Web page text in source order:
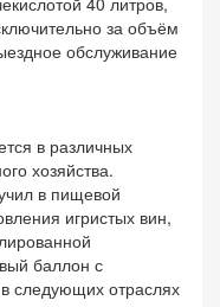
за объём
обслуживание
в различных
хозяйства.
в пищевой
игристых вин,
баллон с
следующих отраслях